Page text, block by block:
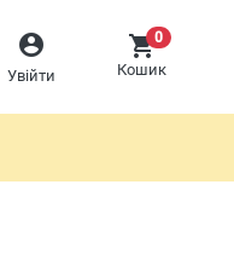

Увійти
0
Кошик